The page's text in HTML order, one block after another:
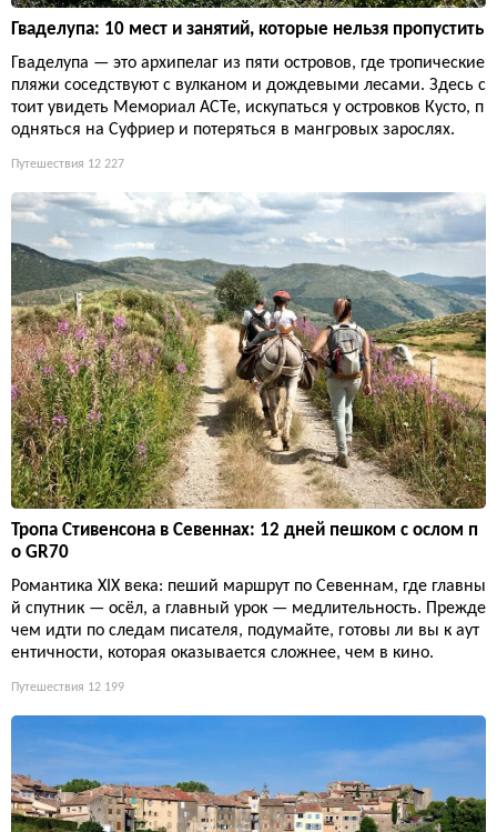
Гваделупа: 10 мест и занятий, которые нельзя пропустить
Гваделупа — это архипелаг из пяти островов, где тропические
пляжи соседствуют с вулканом и дождевыми лесами. Здесь с
тоит увидеть Мемориал ACTe, искупаться у островков Кусто, п
одняться на Суфриер и потеряться в мангровых зарослях.
Путешествия 12 227
Тропа Стивенсона в Севеннах: 12 дней пешком с ослом п
о GR70
Романтика XIX века: пеший маршрут по Севеннам, где главны
й спутник — осёл, а главный урок — медлительность. Прежде
чем идти по следам писателя, подумайте, готовы ли вы к аут
ентичности, которая оказывается сложнее, чем в кино.
Путешествия 12 199